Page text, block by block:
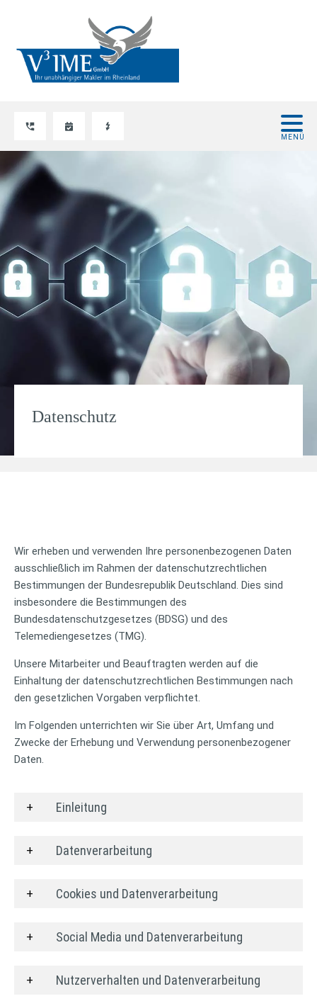
Datenschutz
Wir erheben und verwenden Ihre personenbezogenen Daten
ausschließlich im Rahmen der datenschutzrechtlichen
Bestimmungen der Bundesrepublik Deutschland. Dies sind
insbesondere die Bestimmungen des
Bundesdatenschutzgesetzes (BDSG) und des
Telemediengesetzes (TMG).
Unsere Mitarbeiter und Beauftragten werden auf die
Einhaltung der datenschutzrechtlichen Bestimmungen nach
den gesetzlichen Vorgaben verpflichtet.
Im Folgenden unterrichten wir Sie über Art, Umfang und
Zwecke der Erhebung und Verwendung personenbezogener
Daten.
Einleitung
Datenverarbeitung
Cookies und Datenverarbeitung
Social Media und Datenverarbeitung
Nutzerverhalten und Datenverarbeitung